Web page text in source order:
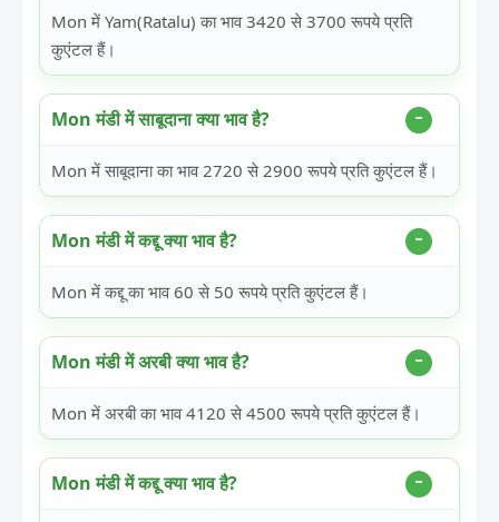
Mon में Yam(Ratalu) का भाव 3420 से 3700 रूपये प्रति
कुएंटल हैं।
Mon मंडी में साबूदाना क्या भाव है?
Mon में साबूदाना का भाव 2720 से 2900 रूपये प्रति कुएंटल हैं।
Mon मंडी में कद्दू क्या भाव है?
Mon में कद्दू का भाव 60 से 50 रूपये प्रति कुएंटल हैं।
Mon मंडी में अरबी क्या भाव है?
Mon में अरबी का भाव 4120 से 4500 रूपये प्रति कुएंटल हैं।
Mon मंडी में कद्दू क्या भाव है?